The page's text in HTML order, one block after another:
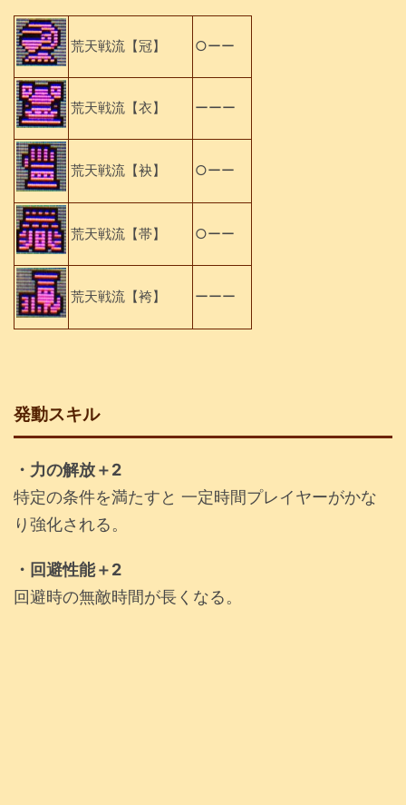
荒天戦流【冠】 ○ーー
荒天戦流【衣】 ーーー
荒天戦流【袂】 ○ーー
荒天戦流【帯】 ○ーー
荒天戦流【袴】 ーーー
発動スキル
・力の解放＋2
特定の条件を満たすと 一定時間プレイヤーがかな
り強化される。
・回避性能＋2
回避時の無敵時間が長くなる。